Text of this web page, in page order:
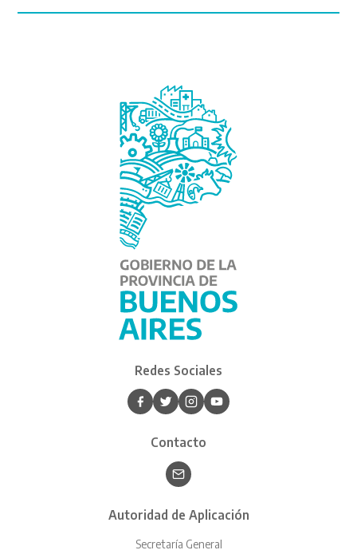
Redes Sociales
Contacto
Autoridad de Aplicación
Secretaría General